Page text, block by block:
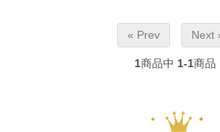
« Prev Next
1商品中 1-1商品